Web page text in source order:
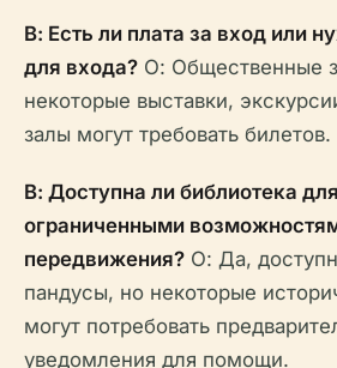
В: Есть ли плата за вход или
для входа? О: Общественные
некоторые выставки,
залы могут требовать билетов.
В: Доступна ли библиотека
ограниченными
передвижения? О: Да,
пандусы, но некоторые
могут потребовать
уведомления для помощи.